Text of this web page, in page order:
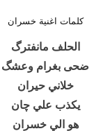
كلمات اغنية خسران
الحلف مانفترگ
ضحى بغرام وعشگ
خلاني حيران
يكذب علي چان
هو الي خسران